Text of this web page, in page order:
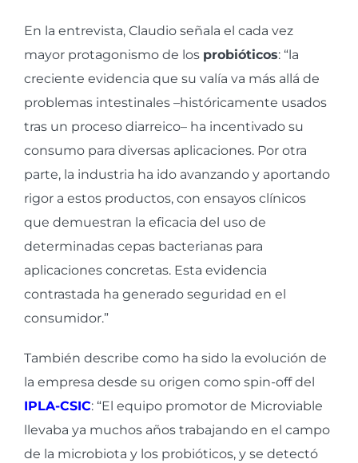
En la entrevista, Claudio señala el cada vez
mayor protagonismo de los probióticos: “la
creciente evidencia que su valía va más allá de
problemas intestinales –históricamente usados
tras un proceso diarreico– ha incentivado su
consumo para diversas aplicaciones. Por otra
parte, la industria ha ido avanzando y aportando
rigor a estos productos, con ensayos clínicos
que demuestran la eficacia del uso de
determinadas cepas bacterianas para
aplicaciones concretas. Esta evidencia
contrastada ha generado seguridad en el
consumidor.”
También describe como ha sido la evolución de
la empresa desde su origen como spin-off del
IPLA-CSIC: “El equipo promotor de Microviable
llevaba ya muchos años trabajando en el campo
de la microbiota y los probióticos, y se detectó